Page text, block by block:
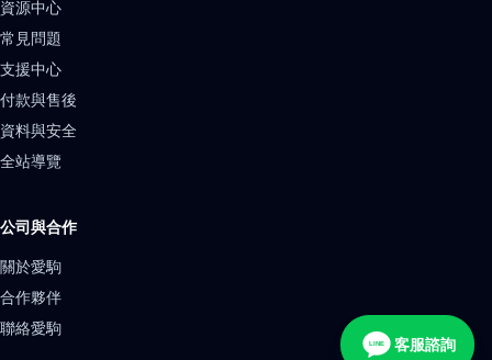
資源中心
常見問題
支援中心
付款與售後
資料與安全
全站導覽
公司與合作
關於愛駒
合作夥伴
聯絡愛駒
LINE 客服諮詢